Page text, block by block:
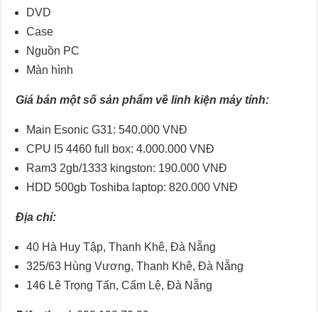
DVD
Case
Nguồn PC
Màn hình
Giá bán một số sản phẩm về linh kiện máy tính:
Main Esonic G31: 540.000 VNĐ
CPU I5 4460 full box: 4.000.000 VNĐ
Ram3 2gb/1333 kingston: 190.000 VNĐ
HDD 500gb Toshiba laptop: 820.000 VNĐ
Địa chỉ:
40 Hà Huy Tập, Thanh Khê, Đà Nẵng
325/63 Hùng Vương, Thanh Khê, Đà Nẵng
146 Lê Trọng Tấn, Cẩm Lệ, Đà Nẵng